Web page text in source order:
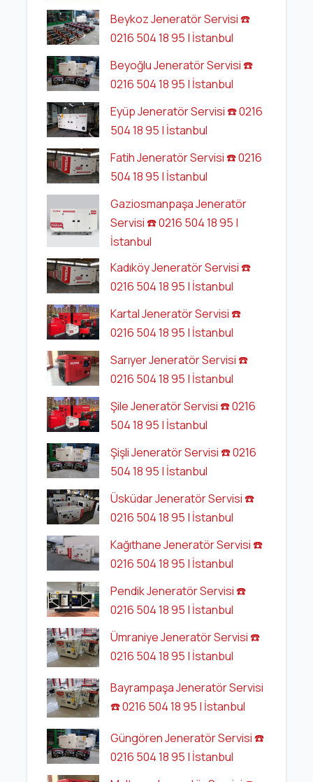
Beykoz Jeneratör Servisi ☎️
0216 504 18 95 | İstanbul
Beyoğlu Jeneratör Servisi ☎️
0216 504 18 95 | İstanbul
Eyüp Jeneratör Servisi ☎️ 0216
504 18 95 | İstanbul
Fatih Jeneratör Servisi ☎️ 0216
504 18 95 | İstanbul
Gaziosmanpaşa Jeneratör
Servisi ☎️ 0216 504 18 95 |
İstanbul
Kadıköy Jeneratör Servisi ☎️
0216 504 18 95 | İstanbul
Kartal Jeneratör Servisi ☎️
0216 504 18 95 | İstanbul
Sarıyer Jeneratör Servisi ☎️
0216 504 18 95 | İstanbul
Şile Jeneratör Servisi ☎️ 0216
504 18 95 | İstanbul
Şişli Jeneratör Servisi ☎️ 0216
504 18 95 | İstanbul
Üsküdar Jeneratör Servisi ☎️
0216 504 18 95 | İstanbul
Kağıthane Jeneratör Servisi ☎️
0216 504 18 95 | İstanbul
Pendik Jeneratör Servisi ☎️
0216 504 18 95 | İstanbul
Ümraniye Jeneratör Servisi ☎️
0216 504 18 95 | İstanbul
Bayrampaşa Jeneratör Servisi
☎️ 0216 504 18 95 | İstanbul
Güngören Jeneratör Servisi ☎️
0216 504 18 95 | İstanbul